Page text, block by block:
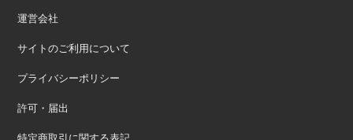
運営会社
サイトのご利用について
プライバシーポリシー
許可・届出